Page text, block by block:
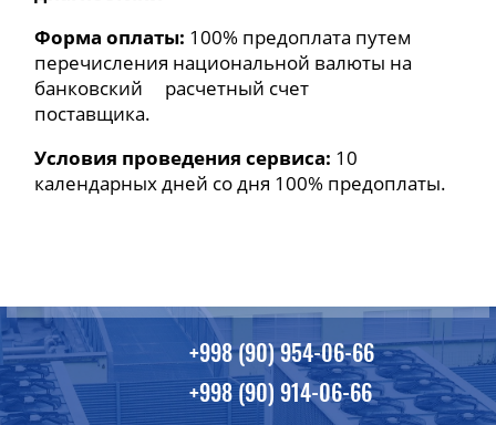
Форма оплаты: 100% предоплата путем
перечисления национальной валюты на
банковский расчетный счет
поставщика.
Условия проведения сервиса: 10
календарных дней со дня 100% предоплаты.
+998 (90) 954-06-66
+998 (90) 914-06-66